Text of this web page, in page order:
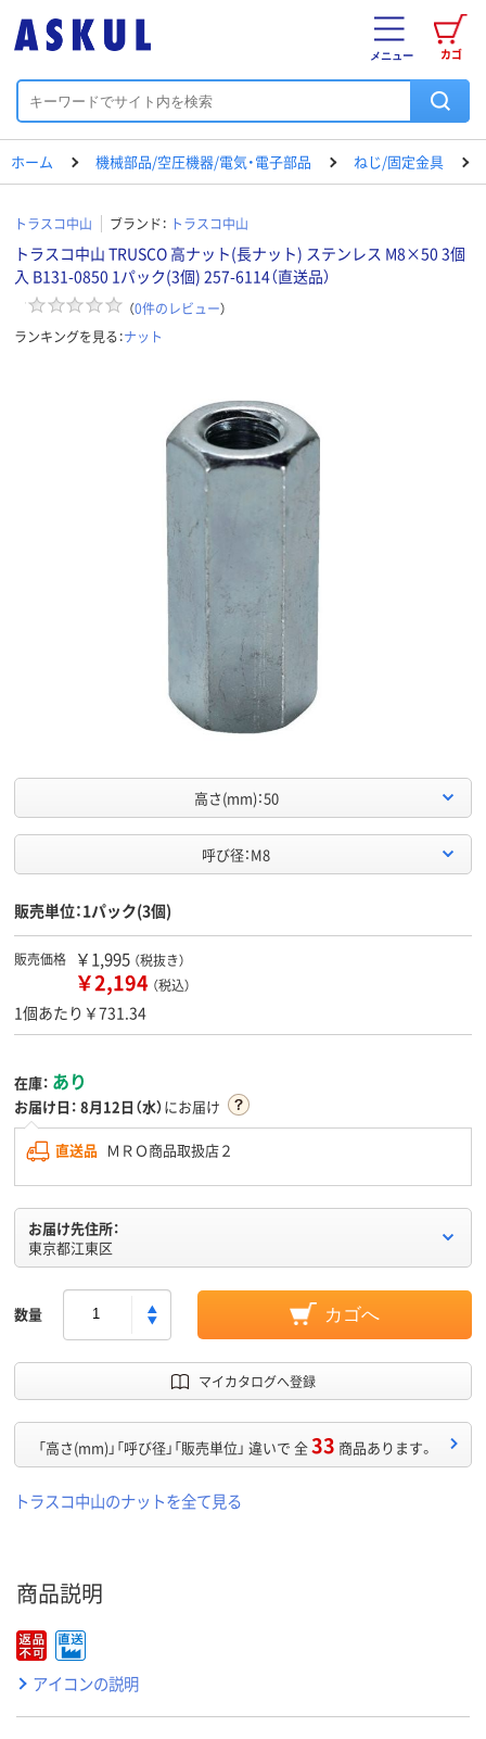
カゴ
メニュー
ホーム 機械部品/空圧機器/電気・電子部品 ねじ/固定金具
トラスコ中山 ブランド： トラスコ中山
トラスコ中山 TRUSCO 高ナット(長ナット) ステンレス M8×50 3個
入 B131-0850 1パック(3個) 257-6114（直送品）
（0件のレビュー）
ランキングを見る：ナット
高さ(mm)：50
呼び径：M8
販売単位：1パック(3個)
販売価格 ￥1,995 （税抜き）
￥2,194 （税込）
1個あたり￥731.34
在庫： あり
お届け日： 8月12日（水）にお届け
直送品 ＭＲＯ商品取扱店２
お届け先住所：
東京都江東区
数量 カゴへ
マイカタログへ登録
「高さ(mm)」「呼び径」「販売単位」 違いで 全33 商品あります。
トラスコ中山のナットを全て見る
商品説明
アイコンの説明